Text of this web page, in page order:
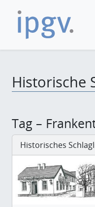
Historische
Tag –
Historisches